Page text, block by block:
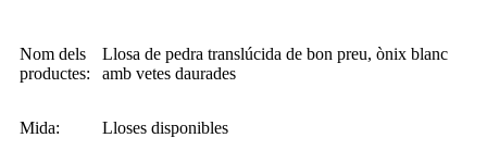
Nom dels
productes:
Llosa de pedra translúcida de bon preu, ònix blanc
amb vetes daurades
Mida: Lloses disponibles